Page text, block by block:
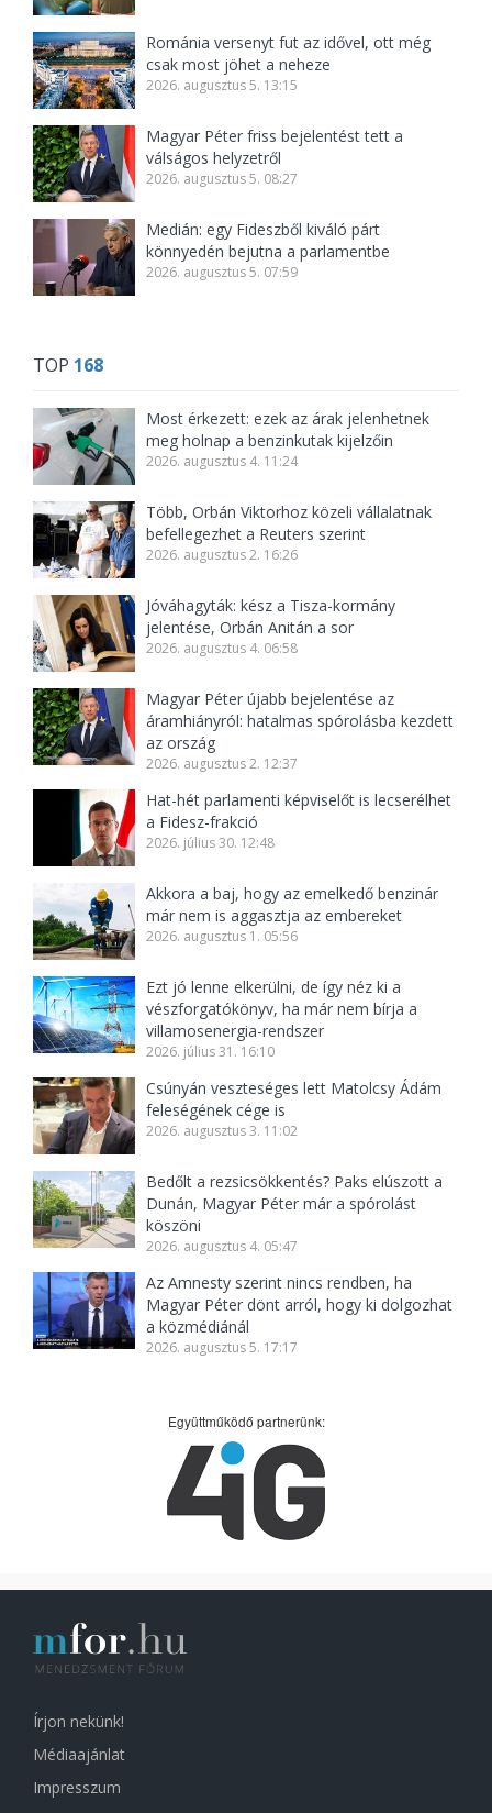
Románia versenyt fut az idővel, ott még
csak most jöhet a neheze
2026. augusztus 5. 13:15
Magyar Péter friss bejelentést tett a
válságos helyzetről
2026. augusztus 5. 08:27
Medián: egy Fideszből kiváló párt
könnyedén bejutna a parlamentbe
2026. augusztus 5. 07:59
TOP 168
Most érkezett: ezek az árak jelenhetnek
meg holnap a benzinkutak kijelzőin
2026. augusztus 4. 11:24
Több, Orbán Viktorhoz közeli vállalatnak
befellegezhet a Reuters szerint
2026. augusztus 2. 16:26
Jóváhagyták: kész a Tisza-kormány
jelentése, Orbán Anitán a sor
2026. augusztus 4. 06:58
Magyar Péter újabb bejelentése az
áramhiányról: hatalmas spórolásba kezdett
az ország
2026. augusztus 2. 12:37
Hat-hét parlamenti képviselőt is lecserélhet
a Fidesz-frakció
2026. július 30. 12:48
Akkora a baj, hogy az emelkedő benzinár
már nem is aggasztja az embereket
2026. augusztus 1. 05:56
Ezt jó lenne elkerülni, de így néz ki a
vészforgatókönyv, ha már nem bírja a
villamosenergia-rendszer
2026. július 31. 16:10
Csúnyán veszteséges lett Matolcsy Ádám
feleségének cége is
2026. augusztus 3. 11:02
Bedőlt a rezsicsökkentés? Paks elúszott a
Dunán, Magyar Péter már a spórolást
köszöni
2026. augusztus 4. 05:47
Az Amnesty szerint nincs rendben, ha
Magyar Péter dönt arról, hogy ki dolgozhat
a közmédiánál
2026. augusztus 5. 17:17
Együttműködő partnerünk:
Írjon nekünk!
Médiaajánlat
Impresszum